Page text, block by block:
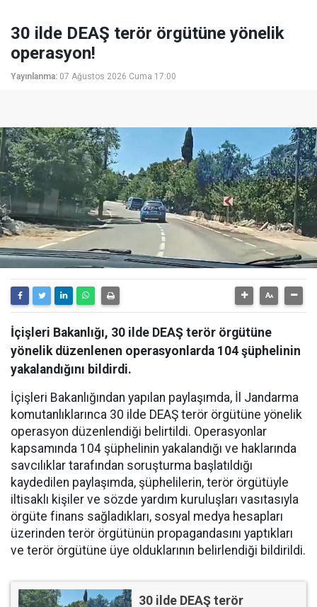
30 ilde DEAŞ terör örgütüne yönelik
operasyon!
Yayınlanma: 07 Ağustos 2026 Cuma 17:00
İçişleri Bakanlığı, 30 ilde DEAŞ terör örgütüne
yönelik düzenlenen operasyonlarda 104 şüphelinin
yakalandığını bildirdi.
İçişleri Bakanlığından yapılan paylaşımda, İl Jandarma
komutanlıklarınca 30 ilde DEAŞ terör örgütüne yönelik
operasyon düzenlendiği belirtildi. Operasyonlar
kapsamında 104 şüphelinin yakalandığı ve haklarında
savcılıklar tarafından soruşturma başlatıldığı
kaydedilen paylaşımda, şüphelilerin, terör örgütüyle
iltisaklı kişiler ve sözde yardım kuruluşları vasıtasıyla
örgüte finans sağladıkları, sosyal medya hesapları
üzerinden terör örgütünün propagandasını yaptıkları
ve terör örgütüne üye olduklarının belirlendiği bildirildi.
30 ilde DEAŞ terör